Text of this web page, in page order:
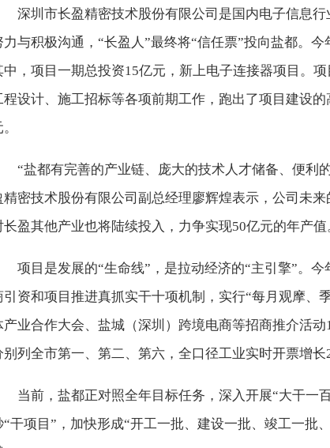
深圳市长盈精密技术股份有限公司是国内电子信息
力与积极沟通，“长盈人”最终将“信任票”投向盐都。
中，项目一期总投资15亿元，新上电子连接器项目。
程设计、施工招标等各项前期工作，跑出了项目建设
“盐都有完善的产业链、庞大的技术人才储备、便利
精密技术股份有限公司副总经理廖辉煌表示，公司未
长盈其他产业也将陆续投入，力争实现50亿元的年产值
项目是发展的“生命线”，是拉动经济的“主引擎”。
引资和项目推进真抓实干十项机制，实行“每月观摩、
产业合作大会、盐城（深圳）跨境电商等招商推介活
别列全市第一、第二、第六，全口径工业实时开票增
当前，盐都正对照全年目标任务，深入开展“大干一
“干项目”，加快形成“开工一批、建设一批、竣工一